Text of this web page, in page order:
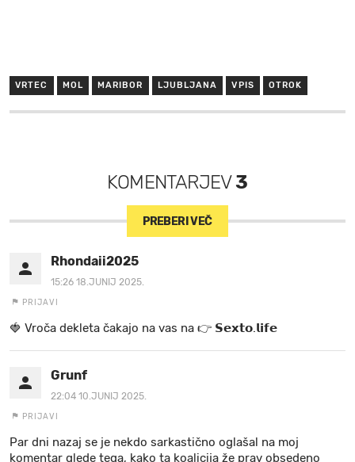
VRTEC MOL MARIBOR LJUBLJANA VPIS OTROK
KOMENTARJEV3
PREBERI VEČ
Rhondaii2025
15:26 18.JUNIJ 2025.
PRIJAVI
🍓 V r o č a d e k l e t a ča k a jo na va s n a 👉 𝗦𝗲𝘅𝘁𝗼.𝗹𝗶𝗳𝗲
Grunf
22:04 10.JUNIJ 2025.
PRIJAVI
Par dni nazaj se je nekdo sarkastično oglašal na moj
komentar glede tega, kako ta koalicija že prav obsedeno